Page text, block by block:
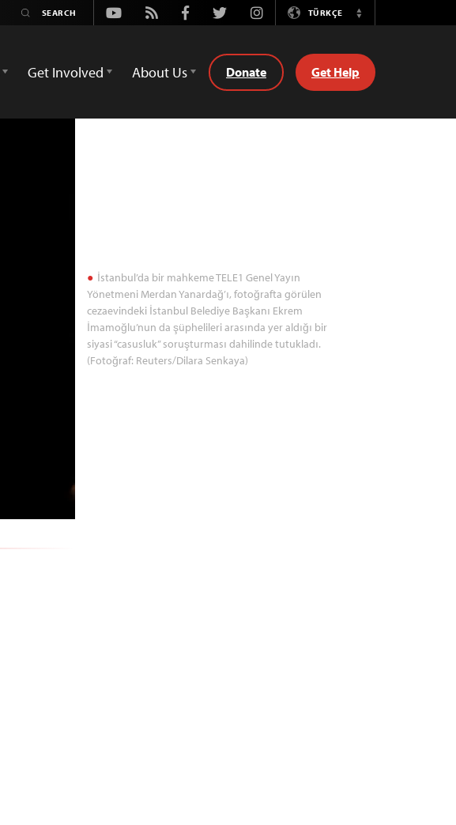
Youtube
Rss FacebookTwitterInstagramTÜRKÇE
Switch
Get Involved About Us Donate Get Help
İstanbul’da bir mahkeme TELE1 Genel Yayın
Yönetmeni Merdan Yanardağ’ı, fotoğrafta görülen
cezaevindeki İstanbul Belediye Başkanı Ekrem
İmamoğlu’nun da şüphelileri arasında yer aldığı bir
siyasi “casusluk” soruşturması dahilinde tutukladı.
(Fotoğraf: Reuters/Dilara Senkaya)